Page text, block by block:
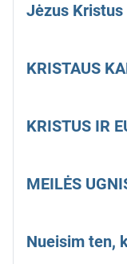
Jėzus
KRISTAUS
KRISTUS IR
MEILĖS
Nueisim ten,